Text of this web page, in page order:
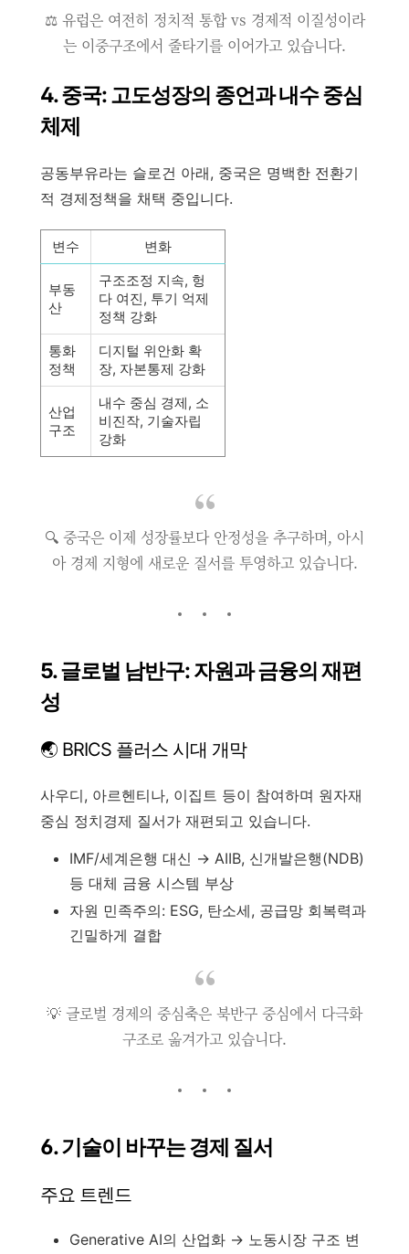
⚖️ 유럽은 여전히 정치적 통합 vs 경제적 이질성이라
는 이중구조에서 줄타기를 이어가고 있습니다.
4. 중국: 고도성장의 종언과 내수 중심
체제
공동부유라는 슬로건 아래, 중국은 명백한 전환기
적 경제정책을 채택 중입니다.
변수 변화
부동
산
구조조정 지속, 헝
다 여진, 투기 억제
정책 강화
통화
정책
디지털 위안화 확
장, 자본통제 강화
산업
구조
내수 중심 경제, 소
비진작, 기술자립
강화
🔍 중국은 이제 성장률보다 안정성을 추구하며, 아시
아 경제 지형에 새로운 질서를 투영하고 있습니다.
5. 글로벌 남반구: 자원과 금융의 재편
성
🌏 BRICS 플러스 시대 개막
사우디, 아르헨티나, 이집트 등이 참여하며 원자재
중심 정치경제 질서가 재편되고 있습니다.
IMF/세계은행 대신 → AIIB, 신개발은행(NDB)
등 대체 금융 시스템 부상
자원 민족주의: ESG, 탄소세, 공급망 회복력과
긴밀하게 결합
💡 글로벌 경제의 중심축은 북반구 중심에서 다극화
구조로 옮겨가고 있습니다.
6. 기술이 바꾸는 경제 질서
주요 트렌드
Generative AI의 산업화 → 노동시장 구조 변